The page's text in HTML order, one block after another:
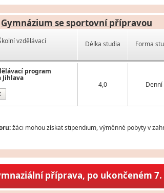
Gymnázium se sportovní přípravou
vzdělávací
program
Jihlava
Délka studia Forma
4,0 Denní
žáci mohou získat stipendium, výměnné pobyty v
příprava, po ukončeném